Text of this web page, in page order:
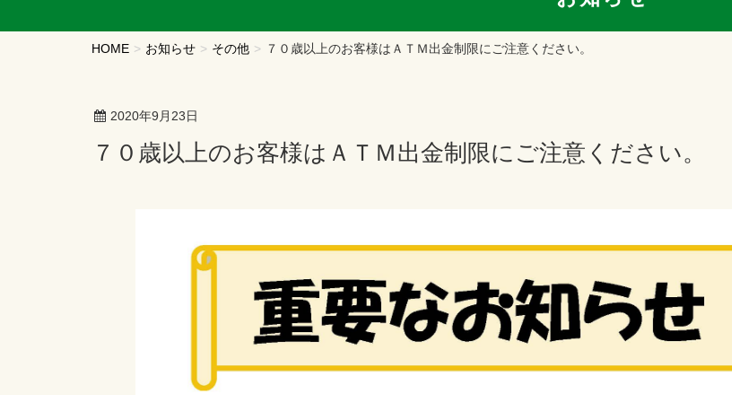
HOME お知らせ その他 ７０歳以上のお客様はＡＴＭ出金制限にご注意ください。
2020年9月23日
７０歳以上のお客様はＡＴＭ出金制限にご注意ください。